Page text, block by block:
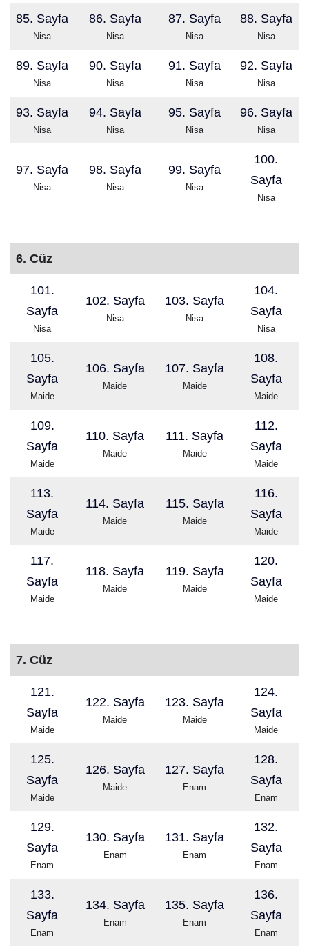
85. Sayfa
Nisa
86. Sayfa
Nisa
87. Sayfa
Nisa
88. Sayfa
Nisa
89. Sayfa
Nisa
90. Sayfa
Nisa
91. Sayfa
Nisa
92. Sayfa
Nisa
93. Sayfa
Nisa
94. Sayfa
Nisa
95. Sayfa
Nisa
96. Sayfa
Nisa
97. Sayfa
Nisa
98. Sayfa
Nisa
99. Sayfa
Nisa
100.
Sayfa
Nisa
6. Cüz
101.
Sayfa
Nisa
102. Sayfa
Nisa
103. Sayfa
Nisa
104.
Sayfa
Nisa
105.
Sayfa
Maide
106. Sayfa
Maide
107. Sayfa
Maide
108.
Sayfa
Maide
109.
Sayfa
Maide
110. Sayfa
Maide
111. Sayfa
Maide
112.
Sayfa
Maide
113.
Sayfa
Maide
114. Sayfa
Maide
115. Sayfa
Maide
116.
Sayfa
Maide
117.
Sayfa
Maide
118. Sayfa
Maide
119. Sayfa
Maide
120.
Sayfa
Maide
7. Cüz
121.
Sayfa
Maide
122. Sayfa
Maide
123. Sayfa
Maide
124.
Sayfa
Maide
125.
Sayfa
Maide
126. Sayfa
Maide
127. Sayfa
Enam
128.
Sayfa
Enam
129.
Sayfa
Enam
130. Sayfa
Enam
131. Sayfa
Enam
132.
Sayfa
Enam
133.
Sayfa
Enam
134. Sayfa
Enam
135. Sayfa
Enam
136.
Sayfa
Enam